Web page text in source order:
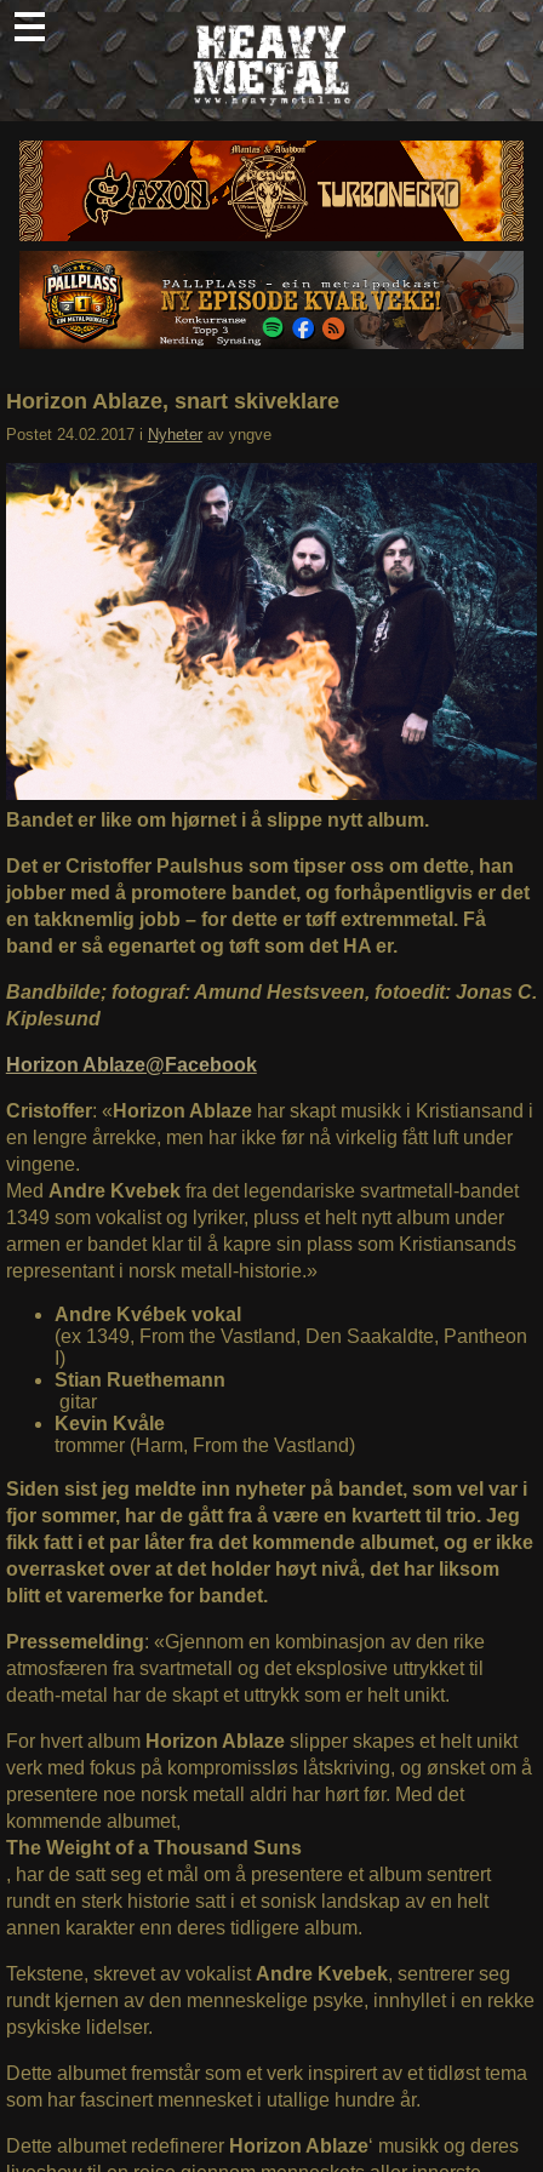
Skip
to
content
Nyheter
Omtaler
Intervjuer
Om oss
Abonner
Søk
Horizon Ablaze, snart skiveklare
Postet 24.02.2017 i Nyheter av yngve
Bandet er like om hjørnet i å slippe nytt album.
Det er Cristoffer Paulshus som tipser oss om dette, han
jobber med å promotere bandet, og forhåpentligvis er det
en takknemlig jobb – for dette er tøff extremmetal. Få
band er så egenartet og tøft som det HA er.
Bandbilde; fotograf: Amund Hestsveen, fotoedit: Jonas C.
Kiplesund
Horizon Ablaze@Facebook
Cristoffer: « Horizon Ablaze har skapt musikk i Kristiansand i
en lengre årrekke, men har ikke før nå virkelig fått luft under
vingene.
Med Andre Kvebekfra det legendariske svartmetall-bandet
1349 som vokalist og lyriker, pluss et helt nytt album under
armen er bandet klar til å kapre sin plass som Kristiansands
representant i norsk metall-historie.»
Andre Kvébek vokal
(ex 1349, From the Vastland, Den Saakaldte, Pantheon
I)
Stian Ruethemann
gitar
Kevin Kvåle
trommer (Harm, From the Vastland)
Siden sist jeg meldte inn nyheter på bandet, som vel var i
fjor sommer, har de gått fra å være en kvartett til trio. Jeg
fikk fatt i et par låter fra det kommende albumet, og er ikke
overrasket over at det holder høyt nivå, det har liksom
blitt et varemerke for bandet.
Pressemelding: «Gjennom en kombinasjon av den rike
atmosfæren fra svartmetall og det eksplosive uttrykket til
death-metal har de skapt et uttrykk som er helt unikt.
For hvert album Horizon Ablazeslipper skapes et helt unikt
verk med fokus på kompromissløs låtskriving, og ønsket om å
presentere noe norsk metall aldri har hørt før. Med det
kommende albumet,
The Weight of a Thousand Suns
, har de satt seg et mål om å presentere et album sentrert
rundt en sterk historie satt i et sonisk landskap av en helt
annen karakter enn deres tidligere album.
Tekstene, skrevet av vokalist Andre Kvebek, sentrerer seg
rundt kjernen av den menneskelige psyke, innhyllet i en rekke
psykiske lidelser.
Dette albumet fremstår som et verk inspirert av et tidløst tema
som har fascinert mennesket i utallige hundre år.
Dette albumet redefinerer Horizon Ablaze‘ musikk og deres